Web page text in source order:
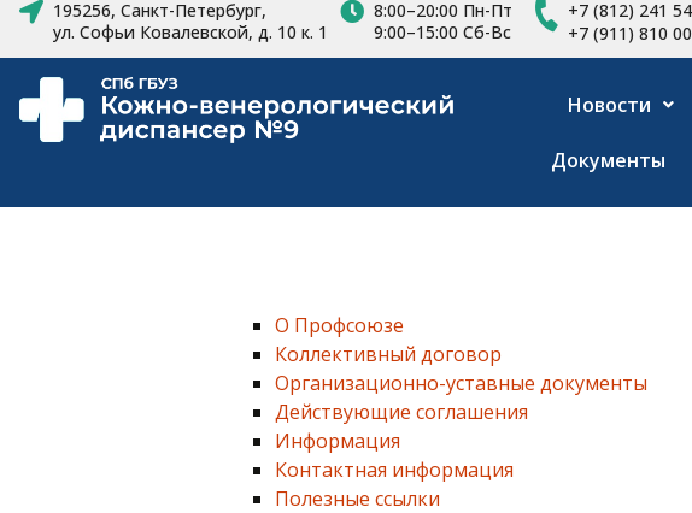
195256, Санкт-Петербург,
ул. Софьи Ковалевской, д. 10 к. 1
8:00–20:00 Пн-Пт
9:00–15:00 Сб-Вс
+7 (812) 241
+7 (911) 810
Новости
Документы
О Профсоюзе
Коллективный договор
Организационно-уставные документы
Действующие соглашения
Информация
Контактная информация
Полезные ссылки